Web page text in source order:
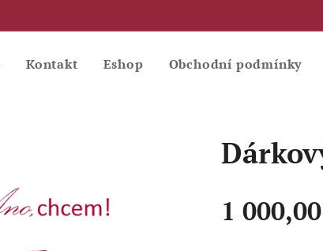
Kontakt Eshop Obchodní podmínky
1 000,00